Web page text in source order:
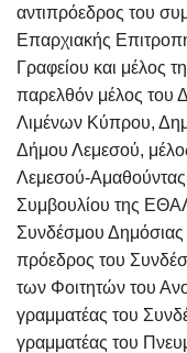
αντιπρόεδρος του
Επαρχιακής
Γραφείου και μέλος
παρελθόν μέλος του
Λιμένων Κύπρου,
Δήμου Λεμεσού,
Λεμεσού-Αμαθούντας
Συμβουλίου της
Συνδέσμου Δημόσιας
πρόεδρος του
των Φοιτητών του
γραμματέας του
γραμματέας του